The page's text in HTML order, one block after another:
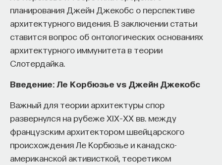
планирования Джейн Джекобс о перспективе
архитектурного видения. В заключении статьи
ставится вопрос об онтологических основаниях
архитектурного иммунитета в теории
Слотердайка.
Введение: Ле Корбюзье vs Джейн Джекобс
Важный для теории архитектуры спор
развернулся на рубеже XIX–XX вв. между
французским архитектором швейцарского
происхождения Ле Корбюзье и канадско-
американской активисткой, теоретиком